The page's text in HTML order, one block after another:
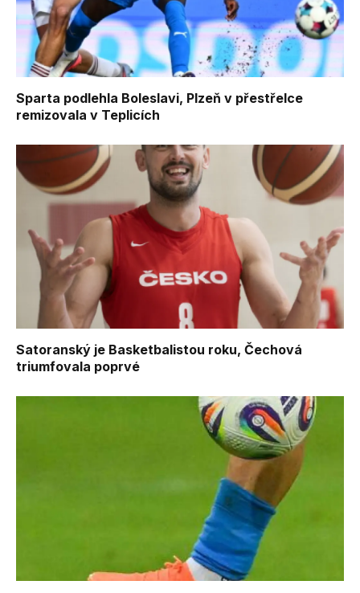
Sparta podlehla Boleslavi, Plzeň v přestřelce
remizovala v Teplicích
Satoranský je Basketbalistou roku, Čechová
triumfovala poprvé